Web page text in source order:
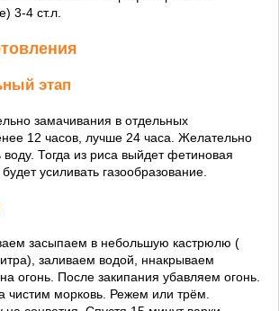
3-4 ст.л.
этап
замачивания в отдельных
12 часов, лучше 24 часа. Желательно
Тогда из риса выйдет фетиновая
усиливать газообразование.
засыпаем в небольшую кастрюлю (
заливаем водой, ннакрываем
огонь. После закипания убавляем огонь.
чистим морковь. Режем или трём.